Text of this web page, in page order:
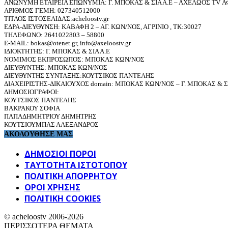
ΑΝΩΝΥΜΗ ΕΤΑΙΡΕΙΑ ΕΠΩΝΥΜΙΑ: Γ. ΜΠΟΚΑΣ & ΣΙΑ Α.Ε – ΑΧΕΛΩΟΣ TV
ΑΡΙΘΜΟΣ ΓΕΜΗ: 027340512000
ΤΙΤΛΟΣ ΙΣΤΟΣΕΛΙΔΑΣ:acheloostv.gr
ΕΔΡΑ-ΔΙΕΥΘΥΝΣΗ: ΚΑΒΑΦΗ 2 – ΑΓ. ΚΩΝ/ΝΟΣ, ΑΓΡΙΝΙΟ , ΤΚ:30027
ΤΗΛΕΦΩΝΟ: 2641022803 – 58800
E-MAIL: bokas@otenet.gr, info@axeloostv.gr
ΙΔΙΟΚΤΗΤΗΣ: Γ. ΜΠΟΚΑΣ & ΣΙΑ Α.Ε
ΝΟΜΙΜΟΣ ΕΚΠΡΟΣΩΠΟΣ: ΜΠΟΚΑΣ ΚΩΝ/ΝΟΣ
ΔΙΕΥΘΥΝΤΗΣ: ΜΠΟΚΑΣ ΚΩΝ/ΝΟΣ
ΔΙΕΥΘΥΝΤΗΣ ΣΥΝΤΑΞΗΣ:ΚΟΥΤΣΙΚΟΣ ΠΑΝΤΕΛΗΣ
ΔΙΑΧΕΙΡΙΣΤΗΣ-ΔΙΚΑΙΟΥΧΟΣ domain: ΜΠΟΚΑΣ ΚΩΝ/ΝΟΣ – Γ. ΜΠΟΚΑΣ &
ΔΗΜΟΣΙΟΓΡΑΦΟΙ:
ΚΟΥΤΣΙΚΟΣ ΠΑΝΤΕΛΗΣ
ΒΑΚΡΑΚΟΥ ΣΟΦΙΑ
ΠΑΠΑΔΗΜΗΤΡΙΟΥ ΔΗΜΗΤΡΗΣ
ΚΟΥΤΣΙΟΥΜΠΑΣ ΑΛΕΞΑΝΔΡΟΣ
ΑΚΟΛΟΥΘΗΣΕ ΜΑΣ
ΔΗΜΟΣΙΟΙ ΠΟΡΟΙ
ΤΑΥΤΌΤΗΤΑ ΙΣΤΌΤΟΠΟΥ
ΠΟΛΙΤΙΚΉ ΑΠΟΡΡΉΤΟΥ
ΌΡΟΙ ΧΡΉΣΗΣ
ΠΟΛΙΤΙΚΗ COOKIES
© acheloostv 2006-2026
ΠΕΡΙΣΣΟΤΕΡΑ ΘΕΜΑΤΑ